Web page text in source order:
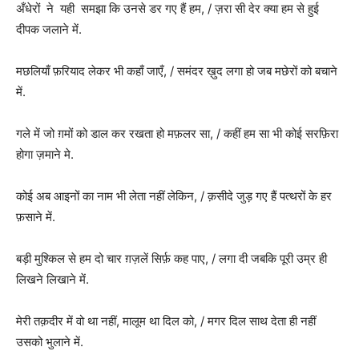
अँधेरों ने यही समझा कि उनसे डर गए हैं हम, / ज़रा सी देर क्या हम से हुई
दीपक जलाने में.
मछलियाँ फ़रियाद लेकर भी कहाँ जाएँ, / समंदर ख़ुद लगा हो जब मछेरों को बचाने
में.
गले में जो ग़मों को डाल कर रखता हो मफ़लर सा, / कहीं हम सा भी कोई सरफ़िरा
होगा ज़माने मे.
कोई अब आइनों का नाम भी लेता नहीं लेकिन, / क़सीदे जुड़ गए हैं पत्थरों के हर
फ़साने में.
बड़ी मुश्किल से हम दो चार ग़ज़लें सिर्फ़ कह पाए, / लगा दी जबकि पूरी उम्र ही
लिखने लिखाने में.
मेरी तक़दीर में वो था नहीं, मालूम था दिल को, / मगर दिल साथ देता ही नहीं
उसको भुलाने में.